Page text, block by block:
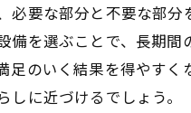
必要な部分と不要な部
備を選ぶことで、長期
足のいく結果を得やす
しに近づけるでしょう。